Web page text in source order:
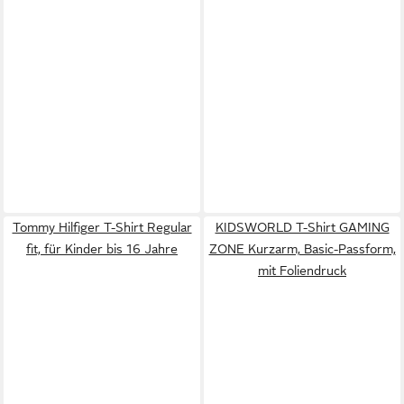
Tommy Hilfiger T-Shirt Regular
fit, für Kinder bis 16 Jahre
KIDSWORLD T-Shirt GAMING
ZONE Kurzarm, Basic-Passform,
mit Foliendruck